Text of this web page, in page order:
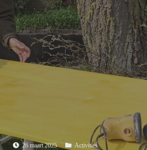
26 maart 2025 Activities